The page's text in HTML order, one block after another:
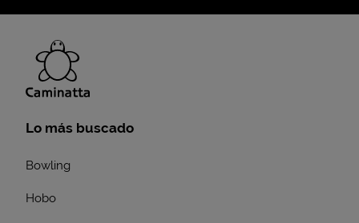
Lo más buscado
Bowling
Hobo